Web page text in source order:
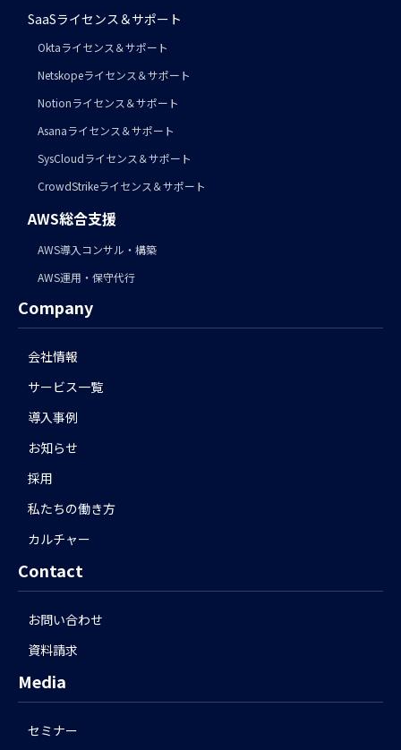
SaaSライセンス＆サポート
Oktaライセンス＆サポート
Netskopeライセンス＆サポート
Notionライセンス＆サポート
Asanaライセンス＆サポート
SysCloudライセンス＆サポート
CrowdStrikeライセンス＆サポート
AWS総合支援
AWS導入コンサル・構築
AWS運用・保守代行
Company
会社情報
サービス一覧
導入事例
お知らせ
採用
私たちの働き方
カルチャー
Contact
お問い合わせ
資料請求
Media
セミナー